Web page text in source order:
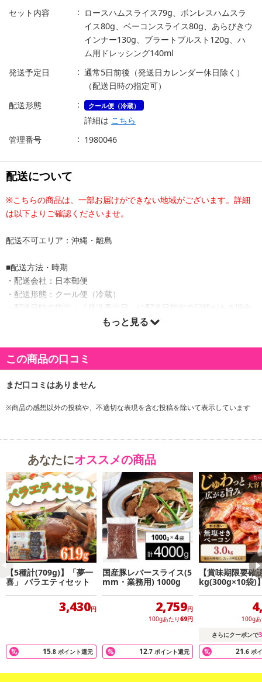
セット内容
ロースハムスライス79g、ボンレスハムスラ
イス80g、ベーコンスライス80g、あらびきウ
インナー130g、ブラートブルスト120g、ハ
ム用ドレッシング140ml
発送予定日
通常5日前後（発送日カレンダー休日除く）
（配送日時の指定可）
配送形態
クール便（冷蔵）
詳細は こちら
管理番号
1980046
配送について
※こちらの商品は、一部お届けができない地域がございます。詳細
は以下よりご確認くださいませ。
配送不可エリア：沖縄・離島
■配送方法・時期
・配送会社：日本郵便
・配送形態：クール便（冷蔵）
・配送日時の指定：「発送予定日」に配送日指定の記載がある場合
・商品は「産直オンライン」より出荷します。
出されています。ウインナーは、ジューシーでパリッとした食感が
特徴です。
もっと見る
この商品の口コミ
※商品の感想以外の投稿や、不適切な表現を含む投稿を除いて表示しています
あなたにオススメの商品
【5種計(709g)】「夢一
喜」 バラエティセット
3,430円
15.8 ポイント還元
国産豚レバースライス(5
mm・業務用) 1000g
2,759円
100gあたり69円
12.7 ポイント還元
【賞味期限要確
kg(300g×10袋)
きベーコン【形
100g
さらにクーポンで
21.6 ポ